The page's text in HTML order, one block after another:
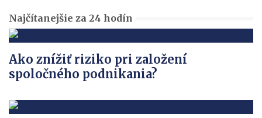
Najčítanejšie za 24 hodín
Ako znížiť riziko pri založení
spoločného podnikania?